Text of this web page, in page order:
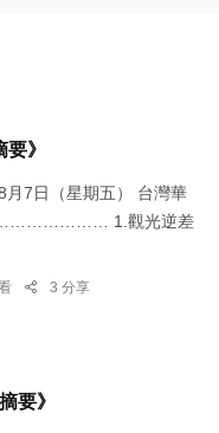
》
月7日（星期五） 台灣華
1.觀光逆差
3 分享
要》